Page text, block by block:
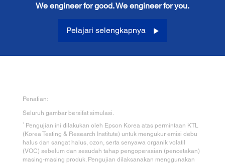
We engineer for good. We engineer for you.
Pelajari selengkapnya
Penafian:
Seluruh gambar bersifat simulasi.
1
Pengujian ini dilakukan oleh Epson Korea atas permintaan KTL
(Korea Testing & Research Institute) untuk mengukur emisi debu
halus dan sangat halus, ozon, serta senyawa organik volatil
(VOC) sebelum dan sesudah tahap pengoperasian (pencetakan)
masing-masing produk. Pengujian dilaksanakan menggunakan